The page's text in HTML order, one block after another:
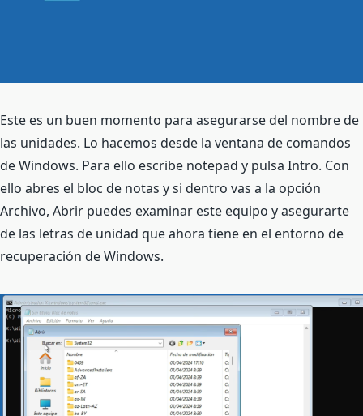
Este es un buen momento para asegurarse del nombre de
las unidades. Lo hacemos desde la ventana de comandos
de Windows. Para ello escribe notepad y pulsa Intro. Con
ello abres el bloc de notas y si dentro vas a la opción
Archivo, Abrir puedes examinar este equipo y asegurarte
de las letras de unidad que ahora tiene en el entorno de
recuperación de Windows.